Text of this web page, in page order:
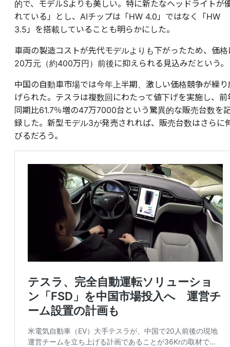
的で、モデルSよりも美しい。特に新たなヘッドライトが
れている」とし、AIチップは「HW 4.0」ではなく「HW
3.5」を搭載していることも明らかにした。
車両の製造コストが先代モデルよりも下がったため、価格
20万元（約400万円）前後に抑えられる見込みだという。
中国の自動車市場では今年上半期、激しい価格競争が繰り
げられた。テスラは複数回にわたって値下げを実施し、前
同期比61.7％増の47万7000台という驚異的な販売台数を
録した。新型モデル3が発売されれば、販売台数はさらに
びるだろう。